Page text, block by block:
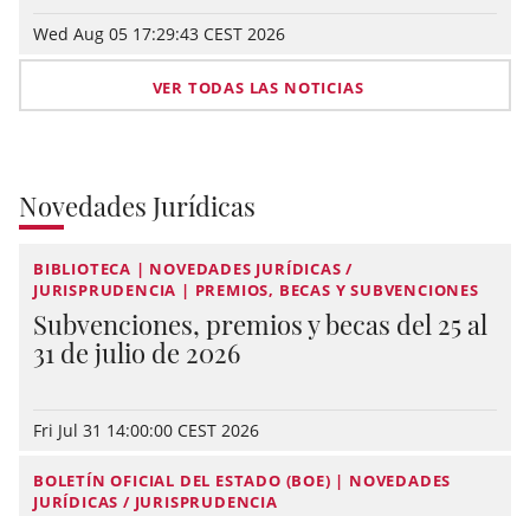
Wed Aug 05 17:29:43 CEST 2026
VER TODAS LAS NOTICIAS
Novedades Jurídicas
BIBLIOTECA | NOVEDADES JURÍDICAS /
JURISPRUDENCIA | PREMIOS, BECAS Y SUBVENCIONES
Subvenciones, premios y becas del 25 al
31 de julio de 2026
Fri Jul 31 14:00:00 CEST 2026
BOLETÍN OFICIAL DEL ESTADO (BOE) | NOVEDADES
JURÍDICAS / JURISPRUDENCIA